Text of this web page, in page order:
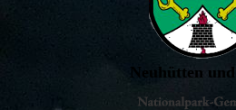
Neuhütten